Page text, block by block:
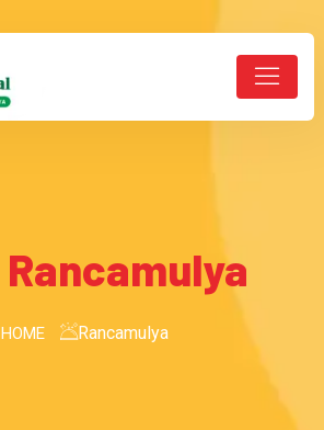
Rancamulya
HOME Rancamulya